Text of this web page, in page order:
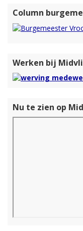
Column
Werken bij
Nu te zien op